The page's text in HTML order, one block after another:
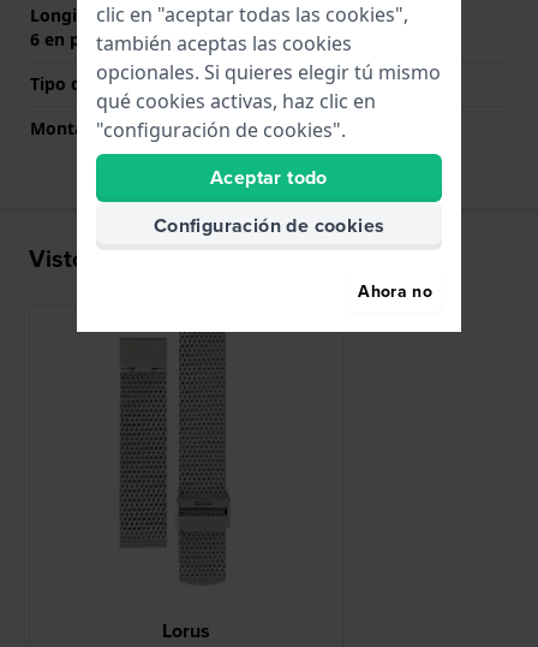
Longitud de la correa a las
6 en punto (mm)
110 mm
Tipo de montaje
Pasadores de resorte
Montaje Recto
Si
Visto recientemente
Lorus
clic en "aceptar todas las cookies",
también aceptas las cookies
opcionales. Si quieres elegir tú mismo
qué cookies activas, haz clic en
"configuración de cookies".
Aceptar todo
Configuración de cookies
Ahora no